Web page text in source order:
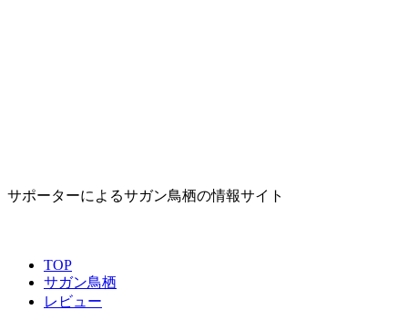
サポーターによるサガン鳥栖の情報サイト
TOP
サガン鳥栖
レビュー